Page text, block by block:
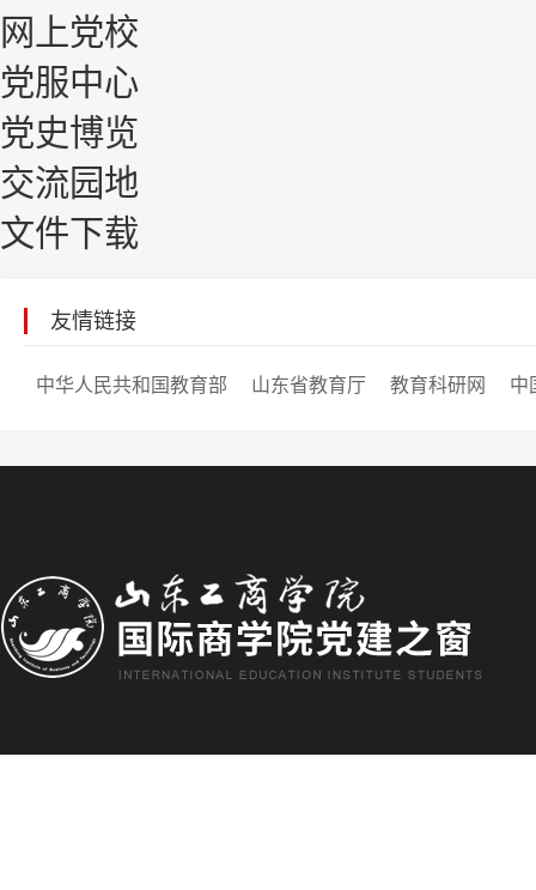
网上党校
党服中心
党史博览
交流园地
文件下载
友情链接
中华人民共和国教育部 山东省教育厅 教育科研网 中